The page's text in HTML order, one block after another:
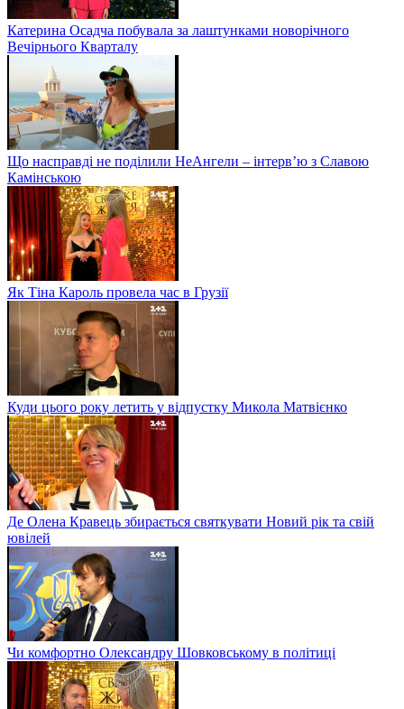
Катерина Осадча побувала за лаштунками новорічного
Вечірнього Кварталу
Що насправді не поділили НеАнгели – інтерв’ю з Славою
Камінською
Як Тіна Кароль провела час в Грузії
Куди цього року летить у відпустку Микола Матвієнко
Де Олена Кравець збирається святкувати Новий рік та свій
ювілей
Чи комфортно Олександру Шовковському в політиці